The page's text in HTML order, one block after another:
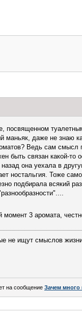
посвященном
маньяк, даже не знаю
Ведь сам
быть связан какой-
она уехала в
ностальгия. Тоже
подбирала всякий
3 аромата,
не ищут смыслов
на сообщение Зачем